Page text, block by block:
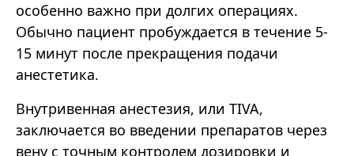
особенно важно при долгих операциях.
Обычно пациент пробуждается в течение 5-
15 минут после прекращения подачи
анестетика.
Внутривенная анестезия, или TIVA,
заключается во введении препаратов через
вену с точным контролем дозировки и